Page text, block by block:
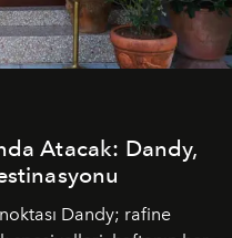
Atacak: Dandy,
Dandy; rafine